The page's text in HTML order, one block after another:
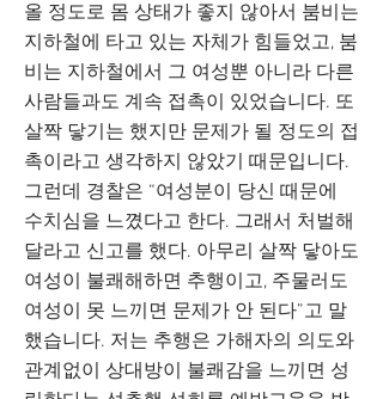
올 정도로 몸 상태가 좋지 않아서 붐비는
지하철에 타고 있는 자체가 힘들었고, 붐
비는 지하철에서 그 여성뿐 아니라 다른
사람들과도 계속 접촉이 있었습니다. 또
살짝 닿기는 했지만 문제가 될 정도의 접
촉이라고 생각하지 않았기 때문입니다.
그런데 경찰은 “여성분이 당신 때문에
수치심을 느꼈다고 한다. 그래서 처벌해
달라고 신고를 했다. 아무리 살짝 닿아도
여성이 불쾌해하면 추행이고, 주물러도
여성이 못 느끼면 문제가 안 된다”고 말
했습니다. 저는 추행은 가해자의 의도와
관계없이 상대방이 불쾌감을 느끼면 성